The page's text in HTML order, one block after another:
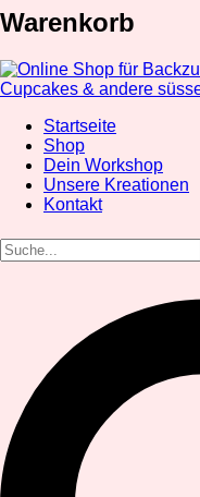
Warenkorb
Startseite
Shop
Dein Workshop
Unsere Kreationen
Kontakt